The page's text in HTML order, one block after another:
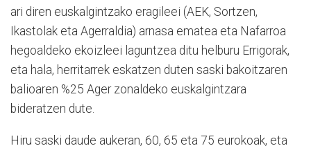
ari diren euskalgintzako eragileei (AEK, Sortzen,
Ikastolak eta Agerraldia) arnasa ematea eta Nafarroa
hegoaldeko ekoizleei laguntzea ditu helburu Errigorak,
eta hala, herritarrek eskatzen duten saski bakoitzaren
balioaren %25 Ager zonaldeko euskalgintzara
bideratzen dute.
Hiru saski daude aukeran, 60, 65 eta 75 eurokoak, eta